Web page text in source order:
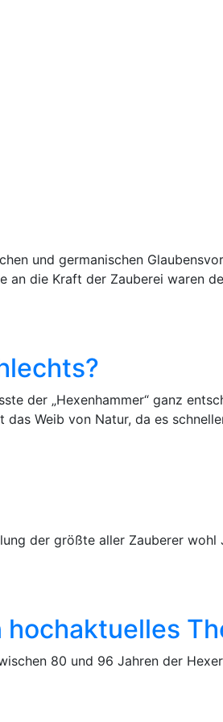
und germanischen
an die Kraft der Zauberei waren
der „Hexenhammer“ ganz
Weib von Natur, da es
der größte aller Zauberer wohl
80 und 96 Jahren der